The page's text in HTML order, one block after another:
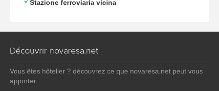
Stazione ferroviaria vicina
Découvrir novaresa.net
Vous êtes hôtelier ? découvrez ce que novaresa.net peut vous
apporter.